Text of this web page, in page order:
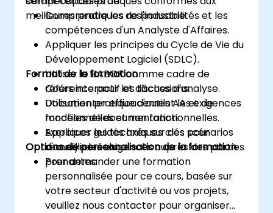
meilleures pratiques de l'industrie.
Comprendre les responsabilités et les
compétences d'un Analyste d'Affaires.
Appliquer les principes du Cycle de Vie du
Développement Logiciel (SDLC).
Utiliser le BABOK comme cadre de
référence pour les tâches d'analyse.
Documenter efficacement les exigences
fonctionnelles et non fonctionnelles.
Appliquer les techniques clés pour
recueillir les exigences auprès des parties
prenantes.
Format de la formation
Cours interactif et discussions.
Utilisation pratique d'outils AA et de
modèles de documentation.
Exercices guidés axés sur des scénarios
d'analyse réels.
Options de personnalisation de la formation
Pour demander une formation
personnalisée pour ce cours, basée sur
votre secteur d'activité ou vos projets,
veuillez nous contacter pour organiser